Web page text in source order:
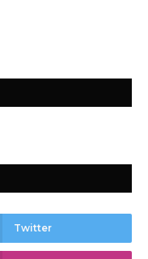
Twitter